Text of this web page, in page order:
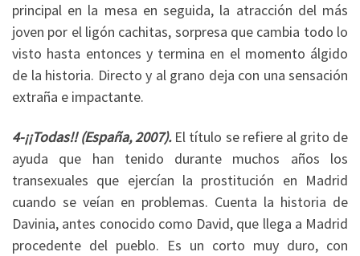
principal en la mesa en seguida, la atracción del más
joven por el ligón cachitas, sorpresa que cambia todo lo
visto hasta entonces y termina en el momento álgido
de la historia. Directo y al grano deja con una sensación
extraña e impactante.
4-¡¡Todas!! (España, 2007). El título se refiere al grito de
ayuda que han tenido durante muchos años los
transexuales que ejercían la prostitución en Madrid
cuando se veían en problemas. Cuenta la historia de
Davinia, antes conocido como David, que llega a Madrid
procedente del pueblo. Es un corto muy duro, con